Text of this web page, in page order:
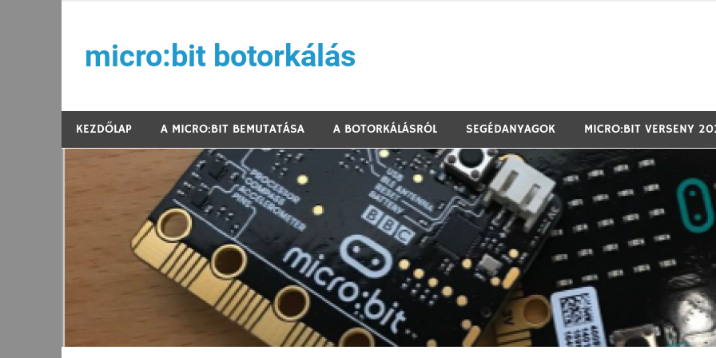
contentmicro:bit botorkálás
KEZDŐLAP A MICRO:BIT BEMUTATÁSA A BOTORKÁLÁSRÓL SEGÉDANYAGOK MICRO:BIT VERSENY